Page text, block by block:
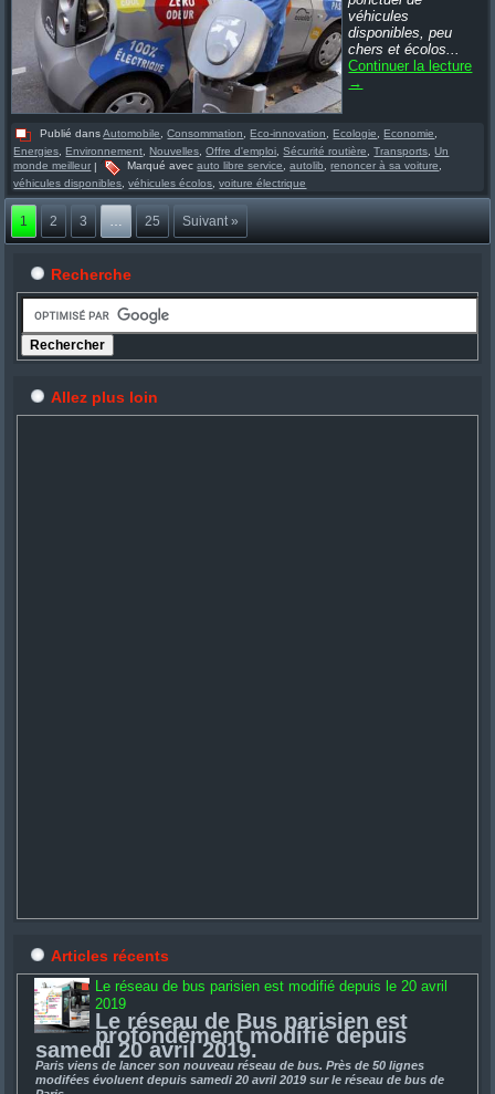
véhicules
disponibles, peu
chers et écolos...
Continuer la lecture
→
Publié dans Automobile,Consommation, Eco-innovation, Ecologie, Economie,
Energies
Environnement Nouvelles ,Offre d'emploi ,Sécurité routière ,Transports ,Un
monde meilleur | Marqué avec auto libre service,autolib,renoncer à sa voiture,
véhicules disponibles ,véhicules écolos ,voiture électrique
1 2 3 … 25 Suivant »
Recherche
Allez plus loin
Articles récents
Le réseau de bus parisien est modifié depuis le 20 avril
2019
Le réseau de Bus parisien est
profondément modifié depuis
samedi 20 avril 2019.
Paris viens de lancer son nouveau réseau de bus. Près de 50 lignes
modifées évoluent depuis samedi 20 avril 2019 sur le réseau de bus de